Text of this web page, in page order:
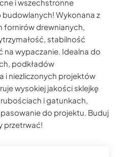
i wszechstronne
budowlanych! Wykonana z
fornirów drewnianych,
stabilność
wypaczanie. Idealna do
podkładów
i niezliczonych projektów
wysokiej jakości sklejkę
i gatunkach,
do projektu. Buduj
przetrwać!